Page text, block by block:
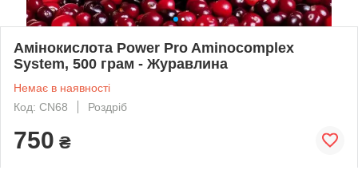
Амінокислота Power Pro Aminocomplex
System, 500 грам - Журавлина
Немає в наявності
Код: CN68
Роздріб
750 ₴